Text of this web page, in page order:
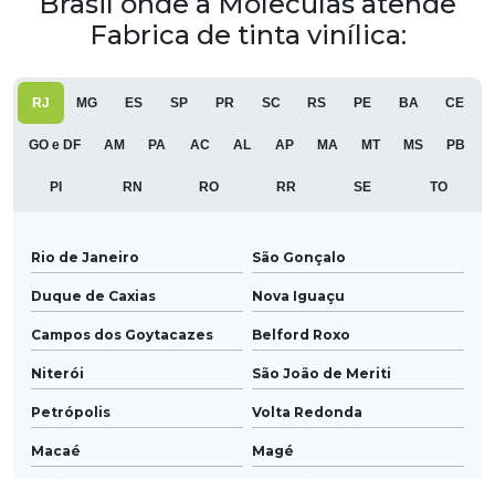
Fabrica de tinta vinílica:
RJ MG ES SP PR SC RS PE BA CE
GO e DF AM PA AC AL AP MA MT MS PB
PI RN RO RR SE TO
Rio de Janeiro São Gonçalo
Duque de Caxias Nova Iguaçu
Campos dos Goytacazes Belford Roxo
Niterói São João de Meriti
Petrópolis Volta Redonda
Macaé Magé